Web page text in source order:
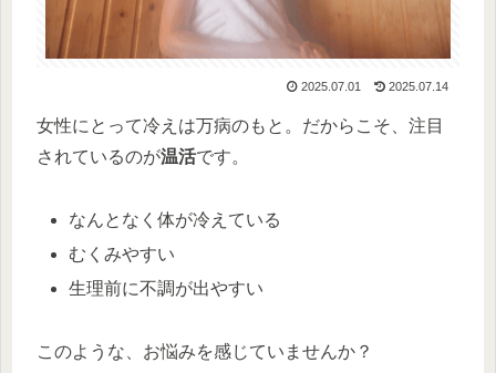
2025.07.01 2025.07.14
女性にとって冷えは万病のもと。だからこそ、注目
されているのが温活です。
なんとなく体が冷えている
むくみやすい
生理前に不調が出やすい
このような、お悩みを感じていませんか？